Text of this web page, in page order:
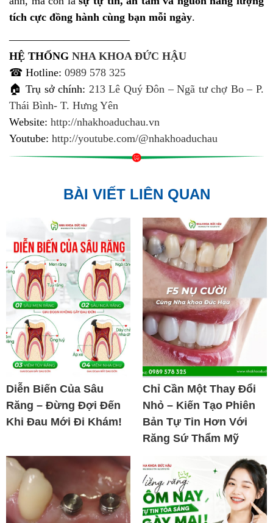
tích cực đồng hành cùng bạn mỗi ngày.
———————————
HỆ THỐNG NHA KHOA ĐỨC HẬU
☎ Hotline: 0989 578 325
🏠 Trụ sở chính: 213 Lê Quý Đôn – Ngã tư chợ Bo – P.
Thái Bình- T. Hưng Yên
Website: http://nhakhoaduchau.vn
Youtube: http://youtube.com/@nhakhoaduchau
BÀI VIẾT LIÊN QUAN
Diễn Biến Của Sâu
Răng – Đừng Đợi Đến
Khi Đau Mới Đi Khám!
Chỉ Cần Một Thay Đổi
Nhỏ – Kiến Tạo Phiên
Bản Tự Tin Hơn Với
Răng Sứ Thẩm Mỹ